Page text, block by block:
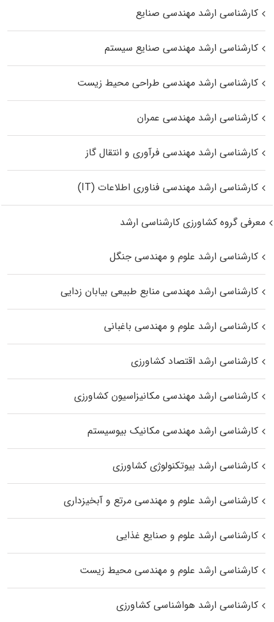
کارشناسی ارشد مهندسی صنایع
کارشناسی ارشد مهندسی صنایع سیستم
کارشناسی ارشد مهندسی طراحی محیط زیست
کارشناسی ارشد مهندسی عمران
کارشناسی ارشد مهندسی فرآوری و انتقال گاز
کارشناسی ارشد مهندسی فناوری اطلاعات (IT)
معرفی گروه کشاورزی کارشناسی ارشد
کارشناسی ارشد علوم و مهندسی جنگل
کارشناسی ارشد مهندسی منابع طبیعی بیابان زدایی
کارشناسی ارشد علوم و مهندسی باغبانی
کارشناسی ارشد اقتصاد کشاورزی
کارشناسی ارشد مهندسی مکانیزاسیون کشاورزی
کارشناسی ارشد مهندسی مکانیک بیوسیستم
کارشناسی ارشد بیوتکنولوژی کشاورزی
کارشناسی ارشد علوم و مهندسی مرتع و آبخیزداری
کارشناسی ارشد علوم و صنایع غذایی
کارشناسی ارشد علوم و مهندسی محیط زیست
کارشناسی ارشد هواشناسی کشاورزی